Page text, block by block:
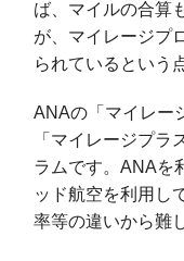
ば、マイルの合算
が、マイレージプ
られているという
ANAの「マイレー
「マイレージプ
ラムです。ANAを
ッド航空を利用し
率等の違いから難